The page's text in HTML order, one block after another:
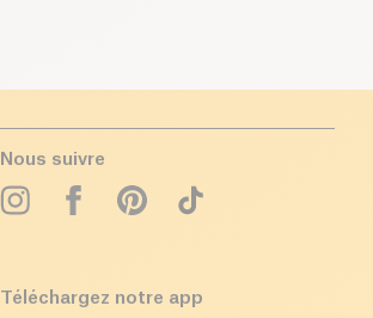
Nous suivre
Téléchargez notre app